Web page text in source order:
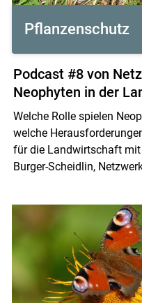
Pflanzenschutz
Podcast #8 von
Neophyten in der
Welche Rolle spielen
welche
für die Landwirtschaft
Burger-Scheidlin,